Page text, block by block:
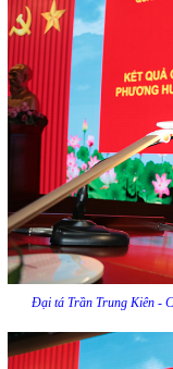
Đại tá Trần Trung Kiên -